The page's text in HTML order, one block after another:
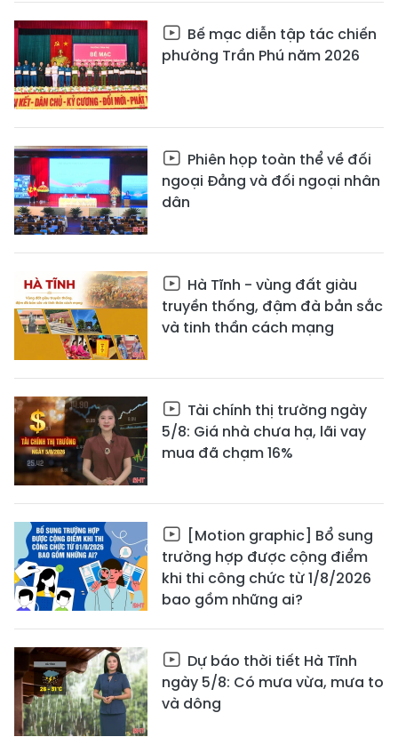
Bế mạc diễn tập tác chiến
phường Trần Phú năm 2026
Phiên họp toàn thể về đối
ngoại Đảng và đối ngoại nhân
dân
Hà Tĩnh - vùng đất giàu
truyền thống, đậm đà bản sắc
và tinh thần cách mạng
Tài chính thị trường ngày
5/8: Giá nhà chưa hạ, lãi vay
mua đã chạm 16%
[Motion graphic] Bổ sung
trường hợp được cộng điểm
khi thi công chức từ 1/8/2026
bao gồm những ai?
Dự báo thời tiết Hà Tĩnh
ngày 5/8: Có mưa vừa, mưa to
và dông